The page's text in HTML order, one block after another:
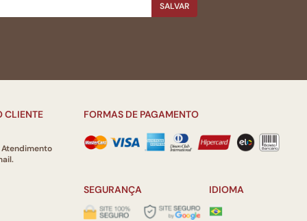
SALVAR
CLIENTE
Atendimento
FORMAS DE PAGAMENTO
SEGURANÇA IDIOMA